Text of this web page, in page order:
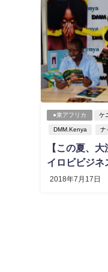
●東アフリカ ケ
DMM.Kenya ナ
【この夏、
イロビビジネ
2018年7月17日